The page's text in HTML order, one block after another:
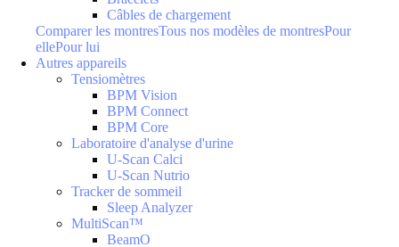
Câbles de chargement
Comparer les montresTous nos modèles de montresPour
ellePour lui
Autres appareils
Tensiomètres
BPM Vision
BPM Connect
BPM Core
Laboratoire d'analyse d'urine
U-Scan Calci
U-Scan Nutrio
Tracker de sommeil
Sleep Analyzer
MultiScan™
BeamO